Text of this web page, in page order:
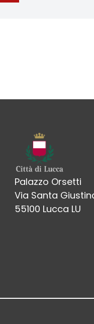
Palazzo Orsetti
Via Santa
55100 Lucca LU